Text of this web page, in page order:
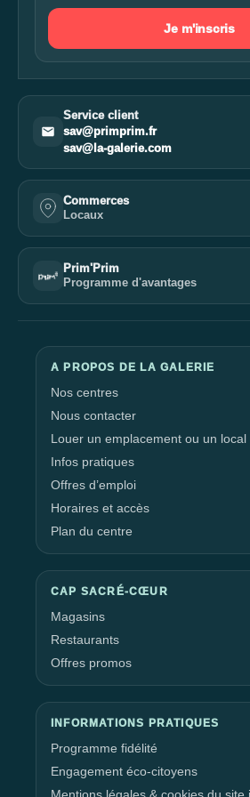
Je m'inscris
Service client
sav@primprim.fr
sav@la-galerie.com
Commerces
Locaux
Prim'Prim
Programme d'avantages
A PROPOS DE LA GALERIE
Nos centres
Nous contacter
Louer un emplacement ou un local
Infos pratiques
Offres d’emploi
Horaires et accès
Plan du centre
CAP SACRÉ-CŒUR
Magasins
Restaurants
Offres promos
INFORMATIONS PRATIQUES
Programme fidélité
Engagement éco-citoyens